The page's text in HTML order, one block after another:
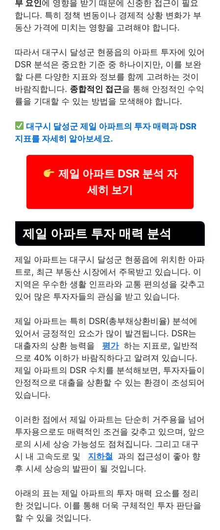
부 요인에 영향을 받기 때문에 신중한 접근이 필요
합니다. 특히 정책 변동이나 경제적 상황 변화가 부
동산 가격에 미치는 영향을 고려해야 합니다.
따라서 대구시 달성군 현풍읍의 아파트 투자에 있어
DSR 분석은 중요한 기준 중 하나이지만, 이를 보완
할 다른 다양한 지표와 정보를 함께 고려하는 것이
바람직합니다. 종합적인 접근을 통해 안정적인 수익
률을 기대할 수 있는 방법을 모색해야 합니다.
대구시 달성군 제일 아파트의 투자 매력과 DSR
지표를 자세히 알아보세요.
제일 아파트 DSR 분석 자
세히 보기
제일 아파트 투자 매력 분석
제일 아파트는 대구시 달성군 현풍읍에 위치한 아파
트로, 최근 부동산 시장에서 주목받고 있습니다. 이
지역은 우수한 생활 인프라와 교통 편의성을 갖추고
있어 많은 투자자들의 관심을 받고 있습니다.
제일 아파트는 특히 DSR(총부채상환비율) 분석에
있어서 긍정적인 요소가 많이 발견됩니다. DSR는
대출자의 상환 능력을
평가 하는 지표로, 일반적
으로 40% 이하가 바람직하다고 알려져 있습니다.
제일 아파트의 DSR 수치를 분석해보면, 투자자들이
안정적으로 대출을 상환할 수 있는 환경이 조성되어
있습니다.
이러한 점에서 제일 아파트는 단순히 거주용을 넘어
투자용으로도 매력적인 조건을 갖추고 있으며, 앞으
로의 시세 상승 가능성도 점쳐집니다. 그리고 대구
시 내 고속도로 및
지하철
과의 접근성이 좋아 향
후 시세 상승의 발판이 될 것입니다.
아래의 표는 제일 아파트의 투자 매력 요소를 정리
한 것입니다. 이를 통해 더욱 구체적인 투자 판단을
할 수 있을 것입니다.